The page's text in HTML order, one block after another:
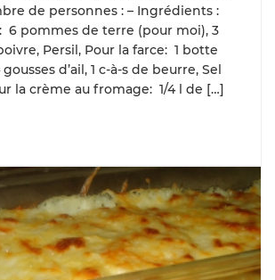
de personnes : – Ingrédients :
6 pommes de terre (pour moi), 3
Persil, Pour la farce: 1 botte
d’ail, 1 c-à-s de beurre, Sel
la crème au fromage: 1/4 l de […]